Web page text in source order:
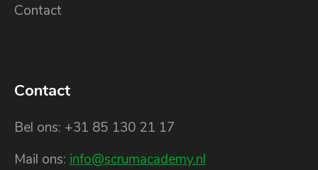
Contact
Contact
Bel ons: +31 85 130 21 17
Mail ons: info@scrumacademy.nl